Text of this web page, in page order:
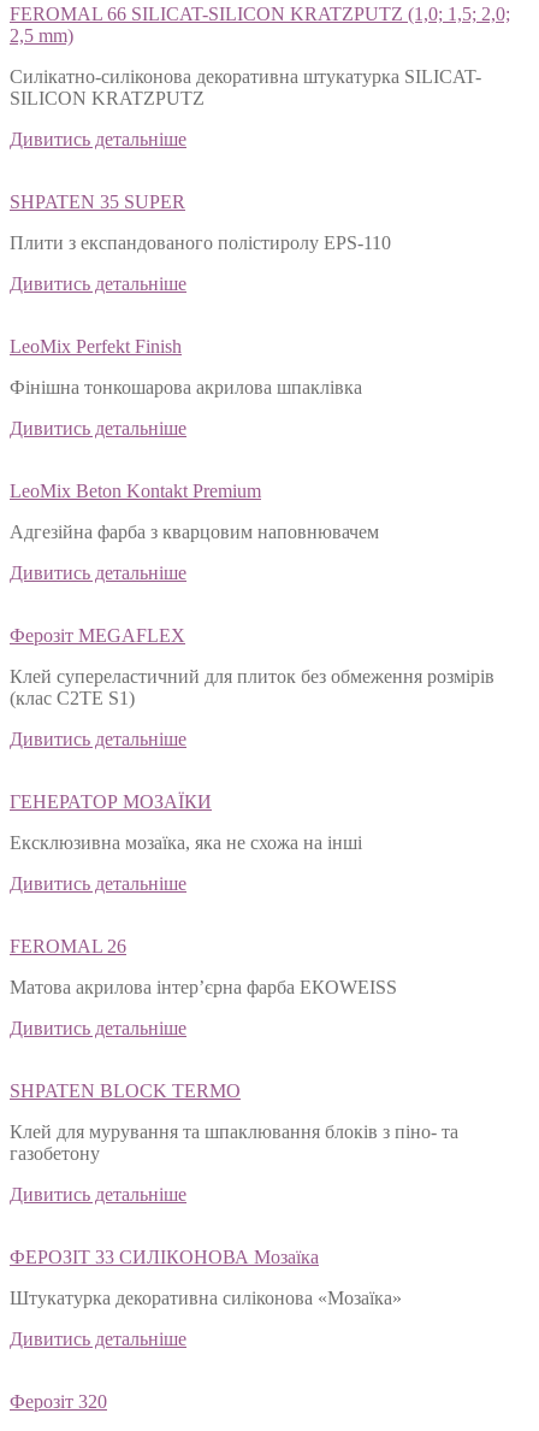
FEROMAL 66 SILICAT-SILICON KRATZPUTZ (1,0; 1,5; 2,0;
2,5 mm)
Силікатно-силіконова декоративна штукатурка SILICAT-
SILICON KRATZPUTZ
Дивитись детальніше
SHPATEN 35 SUPER
Плити з експандованого полістиролу EPS-110
Дивитись детальніше
LeoMix Perfekt Finish
Фінішна тонкошарова акрилова шпаклівка
Дивитись детальніше
LeoMix Beton Kontakt Premium
Адгезійна фарба з кварцовим наповнювачем
Дивитись детальніше
Ферозіт MEGAFLEX
Клей супереластичний для плиток без обмеження розмірів
(клас С2ТЕ S1)
Дивитись детальніше
ГЕНЕРАТОР МОЗАЇКИ
Ексклюзивна мозаїка, яка не схожа на інші
Дивитись детальніше
FEROMAL 26
Матова акрилова інтер’єрна фарба ЕКОWEISS
Дивитись детальніше
SHPATEN BLOСK TERMO
Клей для мурування та шпаклювання блоків з піно- та
газобетону
Дивитись детальніше
ФЕРОЗІТ 33 СИЛІКОНОВА Мозаїка
Штукатурка декоративна силіконова «Мозаїка»
Дивитись детальніше
Ферозіт 320